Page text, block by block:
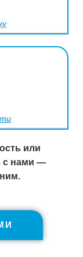
или
с нами —